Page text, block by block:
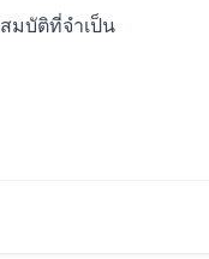
มบัติที่จำเป็น